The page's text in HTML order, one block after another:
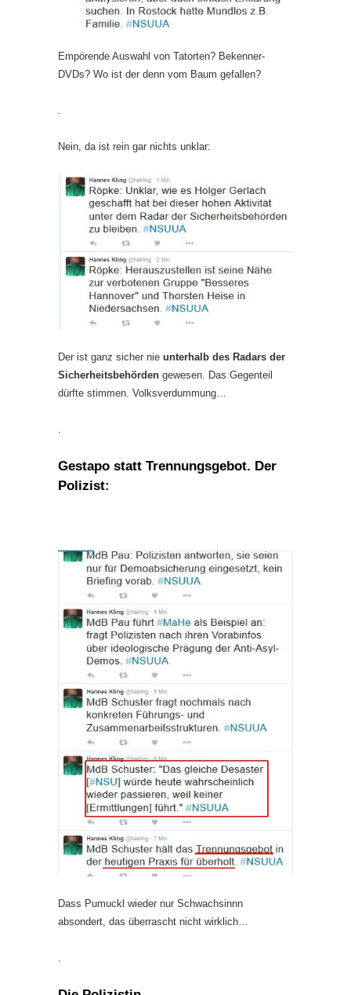
Empörende Auswahl von Tatorten? Bekenner-
DVDs? Wo ist der denn vom Baum gefallen?
Nein, da ist rein gar nichts unklar:
Der ist ganz sicher nie unterhalb des Radars der
Sicherheitsbehörden gewesen. Das Gegenteil
dürfte stimmen. Volksverdummung…
.
Gestapo statt Trennungsgebot. Der
Polizist:
Dass Pumuckl wieder nur Schwachsinnn
absondert, das überrascht nicht wirklich…
.